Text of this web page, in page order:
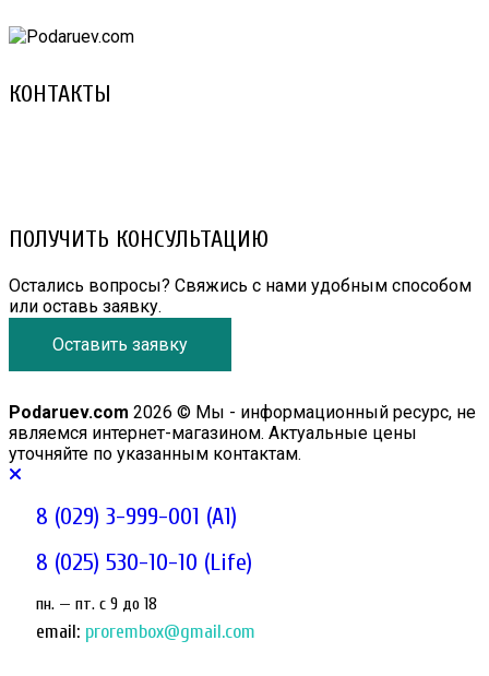
КОНТАКТЫ
ПОЛУЧИТЬ КОНСУЛЬТАЦИЮ
Остались вопросы? Свяжись с нами удобным способом
или оставь заявку.
Оставить заявку
Podaruev.com 2026 © Мы - информационный ресурс, не
являемся интернет-магазином. Актуальные цены
уточняйте по указанным контактам.
8 (029) 3-999-001 (A1)
8 (025) 530-10-10 (Life)
пн. — пт. c 9 до 18
email: prorembox@gmail.com